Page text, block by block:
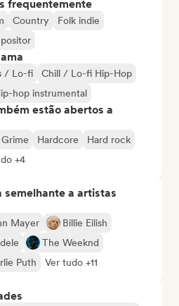
frequentemente
Country
Folk indie
/ Lo-fi
Chill / Lo-fi Hip-Hop
hop instrumental
estão abertos a
Grime Hardcore
Hard rock
+4
semelhante a artistas
Mayer
Billie Eilish
The Weeknd
Puth Ver tudo +11